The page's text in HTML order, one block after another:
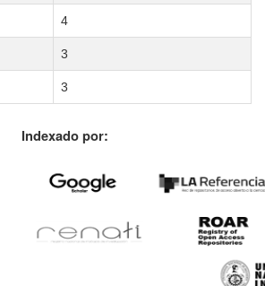
4
3
3
Indexado por: